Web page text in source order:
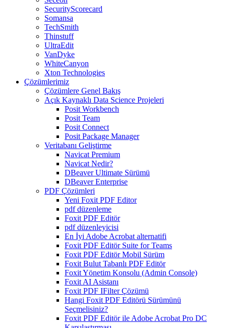
SecurityScorecard
Somansa
TechSmith
Thinstuff
UltraEdit
VanDyke
WhiteCanyon
Xton Technologies
Çözümlerimiz
Çözümlere Genel Bakış
Açık Kaynaklı Data Science Projeleri
Posit Workbench
Posit Team
Posit Connect
Posit Package Manager
Veritabanı Geliştirme
Navicat Premium
Navicat Nedir?
DBeaver Ultimate Sürümü
DBeaver Enterprise
PDF Çözümleri
Yeni Foxit PDF Editor
pdf düzenleme
Foxit PDF Editör
pdf düzenleyicisi
En İyi Adobe Acrobat alternatifi
Foxit PDF Editör Suite for Teams
Foxit PDF Editör Mobil Sürüm
Foxit Bulut Tabanlı PDF Editör
Foxit Yönetim Konsolu (Admin Console)
Foxit AI Asistanı
Foxit PDF IFilter Çözümü
Hangi Foxit PDF Editörü Sürümünü
Seçmelisiniz?
Foxit PDF Editör ile Adobe Acrobat Pro DC